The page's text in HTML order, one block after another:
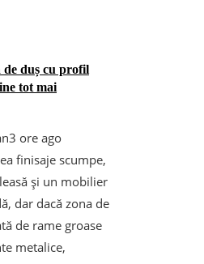
de duș cu profil
tot mai
3 ore ago
finisaje scumpe,
și un mobilier
dar dacă zona de
de rame groase
metalice,